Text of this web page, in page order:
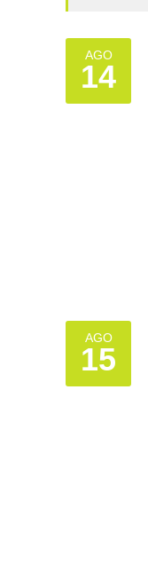
AGO
14
AGO
15